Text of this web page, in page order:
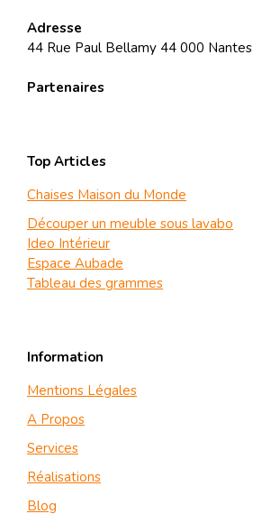
Adresse
44 Rue Paul Bellamy 44 000 Nantes
Partenaires
Top Articles
Chaises Maison du Monde
Découper un meuble sous lavabo
Ideo Intérieur
Espace Aubade
Tableau des grammes
Information
Mentions Légales
A Propos
Services
Réalisations
Blog